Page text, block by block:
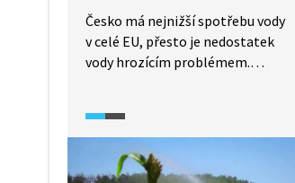
Česko má nejnižší spotřebu vody
v celé EU, přesto je nedostatek
vody hrozícím problémem.
dešťů. Proto je nutné rozšířit
mokřady a další zásobárny vody
v krajině.